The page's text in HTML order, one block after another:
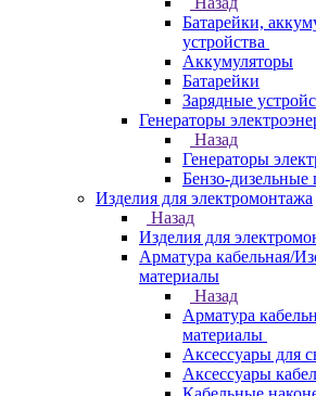
Батарейки,
устройства
Аккумуляторы
Батарейки
Зарядные
Генераторы
Назад
Генераторы
Бензо-дизельные
Изделия для электромонтажа
Назад
Изделия для
Арматура кабельная/
материалы
Назад
Арматура
материалы
Аксессуары для
Аксессуары